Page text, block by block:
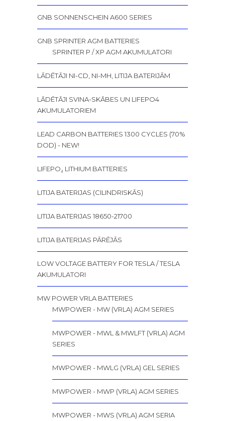
GNB SONNENSCHEIN A600 SERIES
GNB SPRINTER AGM BATTERIES
SPRINTER P / XP AGM AKUMULATORI
LĀDĒTĀJI NI-CD, NI-MH, LITIJA BATERIJĀM
LĀDĒTĀJI SVINA-SKĀBES UN LIFEPO4
AKUMULATORIEM
LEAD CARBON BATTERIES 1300 CYCLES (70%
DOD) - NEW!
LIFEPO₄ LITHIUM BATTERIES
LITIJA BATERIJAS (CILINDRISKĀS)
LITIJA BATERIJAS 18650-21700
LITIJA BATERIJAS PĀRĒJĀS
LOW VOLTAGE BATTERY FOR TESLA / TESLA
AKUMULATORI
MW POWER VRLA BATTERIES
MWPOWER - MW (VRLA) AGM SERIES
MWPOWER - MWL & MWLFT (VRLA) AGM
SERIES
MWPOWER - MWLG (VRLA) GEL SERIES
MWPOWER - MWP (VRLA) AGM SERIES
MWPOWER - MWS (VRLA) AGM SERIA